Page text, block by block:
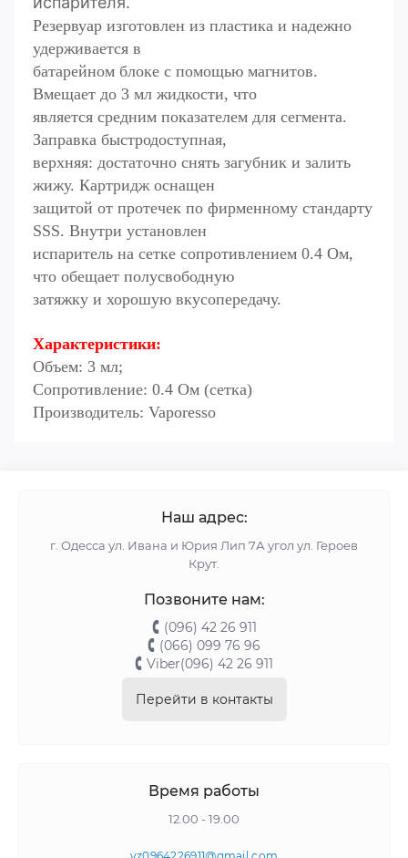
Резервуар изготовлен из пластика и надежно
удерживается в
батарейном блоке с помощью магнитов.
Вмещает до 3 мл жидкости, что
является средним показателем для сегмента.
Заправка быстродоступная,
верхняя: достаточно снять загубник и залить
жижу. Картридж оснащен
защитой от протечек по фирменному стандарту
SSS. Внутри установлен
испаритель на сетке сопротивлением 0.4 Ом,
что обещает полусвободную
затяжку и хорошую вкусопередачу.
Характеристики:
Объем: 3 мл;
Сопротивление: 0.4 Ом (сетка)
Производитель: Vaporesso
Наш адрес:
г. Одесса ул. Ивана и Юрия Лип 7А угол ул. Героев
Крут.
Позвоните нам:
(096) 42 26 911
(066) 099 76 96
Viber(096) 42 26 911
Перейти в контакты
Время работы
12.00 - 19.00
vz0964226911@gmail.com